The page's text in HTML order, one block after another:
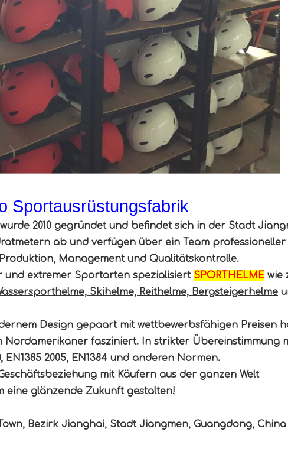
Sportausrüstungsfabrik
2010 gegründet und befindet sich in der Stadt
ab und verfügen über ein Team professioneller
Management und Qualitätskontrolle.
und extremer Sportarten spezialisiert SPORTHELME wie
Skihelme, Reithelme, Bergsteigerhelme
Design gepaart mit wettbewerbsfähigen Preisen
Nordamerikaner fasziniert. In strikter Übereinstimmung
EN1385 2005, EN1384 und anderen Normen.
mit Käufern aus der ganzen Welt
eine glänzende Zukunft gestalten!
Bezirk Jianghai, Stadt Jiangmen, Guangdong, China